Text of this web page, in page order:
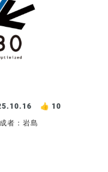
10
者：岩島